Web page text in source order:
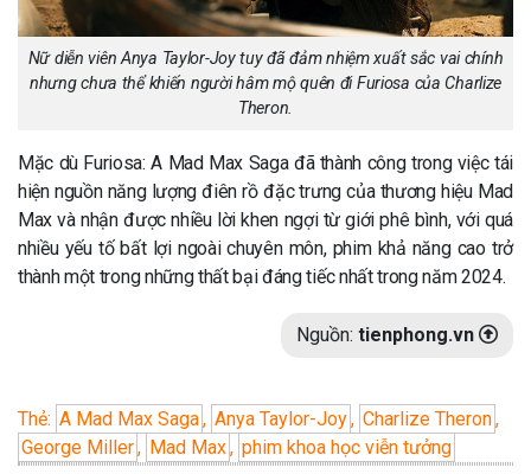
Nữ diễn viên Anya Taylor-Joy tuy đã đảm nhiệm xuất sắc vai chính
nhưng chưa thể khiến người hâm mộ quên đi Furiosa của Charlize
Theron.
Mặc dù Furiosa: A Mad Max Saga đã thành công trong việc tái
hiện nguồn năng lượng điên rồ đặc trưng của thương hiệu Mad
Max và nhận được nhiều lời khen ngợi từ giới phê bình, với quá
nhiều yếu tố bất lợi ngoài chuyên môn, phim khả năng cao trở
thành một trong những thất bại đáng tiếc nhất trong năm 2024.
Nguồn: tienphong.vn
Thẻ: A Mad Max Saga, Anya Taylor-Joy, Charlize Theron,
George Miller, Mad Max, phim khoa học viễn tưởng